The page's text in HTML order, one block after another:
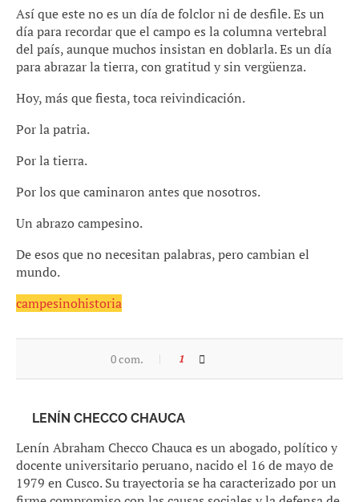
Así que este no es un día de folclor ni de desfile. Es un
día para recordar que el campo es la columna vertebral
del país, aunque muchos insistan en doblarla. Es un día
para abrazar la tierra, con gratitud y sin vergüenza.
Hoy, más que fiesta, toca reivindicación.
Por la patria.
Por la tierra.
Por los que caminaron antes que nosotros.
Un abrazo campesino.
De esos que no necesitan palabras, pero cambian el
mundo.
campesinohistoria
0 com. 1
LENÍN CHECCO CHAUCA
Lenín Abraham Checco Chauca es un abogado, político y
docente universitario peruano, nacido el 16 de mayo de
1979 en Cusco. Su trayectoria se ha caracterizado por un